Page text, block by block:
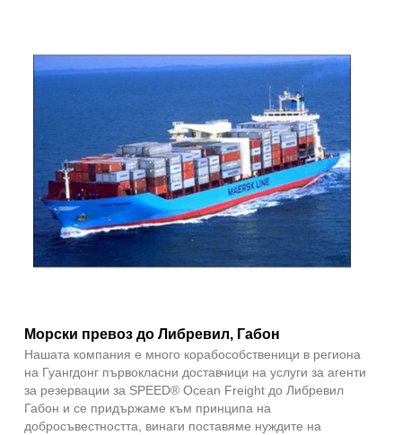
Морски превоз до Либревил, Габон
Нашата компания е много корабособственици в региона
на Гуангдонг първокласни доставчици на услуги за агенти
за резервации за SPEED® Ocean Freight до Либревил
Габон и се придържаме към принципа на
добросъвестността, винаги поставяме нуждите на